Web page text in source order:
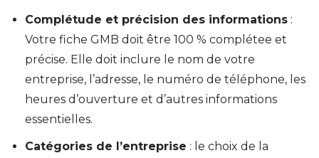
Complétude et précision des informations :
Votre fiche GMB doit être 100 % complétee et
précise. Elle doit inclure le nom de votre
entreprise, l’adresse, le numéro de téléphone, les
heures d’ouverture et d’autres informations
essentielles.
Catégories de l’entreprise : le choix de la